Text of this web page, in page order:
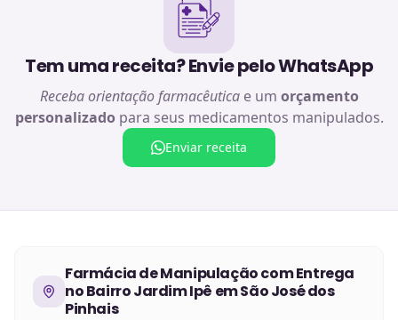
Tem uma receita? Envie pelo WhatsApp
Receba orientação farmacêuticae um orçamento
personalizado para seus medicamentos manipulados.
Enviar receita
Farmácia de Manipulaçãocom Entrega
noBairro Jardim Ipê em São José dos
Pinhais